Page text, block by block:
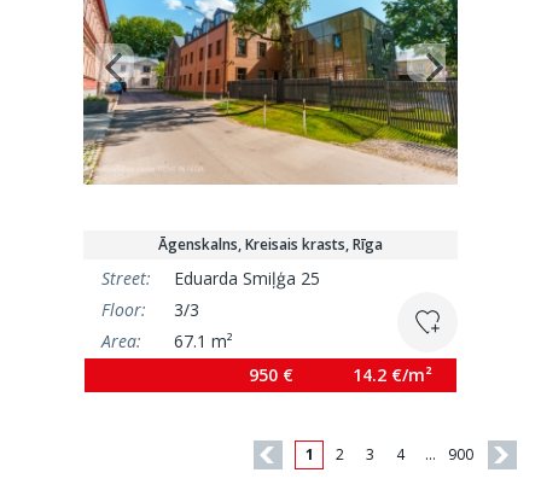
Āgenskalns, Kreisais krasts, Rīga
Street:
Eduarda Smiļģa 25
Floor:
3/3
Area:
67.1 m²
950 €
14.2 €/m²
1 2 3 4 … 900